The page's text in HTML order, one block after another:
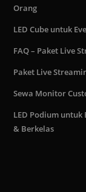
Orang
LED Cube untuk
FAQ – Paket Live
Paket Live
Sewa Monitor
LED Podium
& Berkelas